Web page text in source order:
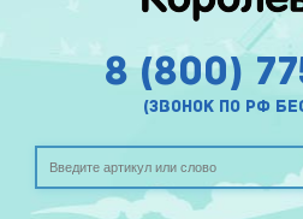
8 (800)
(звонок по рф